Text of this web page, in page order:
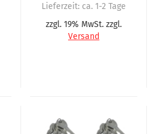
Lieferzeit: ca. 1-2 Tage
zzgl. 19% MwSt. zzgl.
Versand